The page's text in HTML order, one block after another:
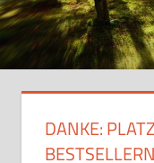
DANKE: